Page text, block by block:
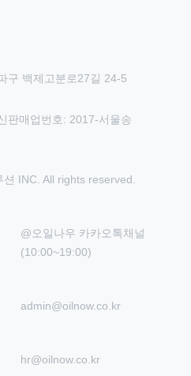
구 백제고분로27길 24-5
판매업번호: 2017-서울송
INC. All rights reserved.
@오일나우 카카오톡채널
(10:00~19:00)
admin@oilnow.co.kr
hr@oilnow.co.kr